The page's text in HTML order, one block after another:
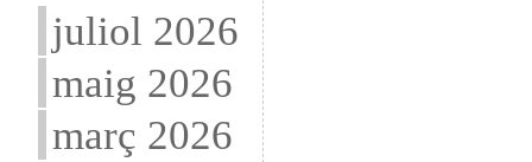
juliol 2026
maig 2026
març 2026